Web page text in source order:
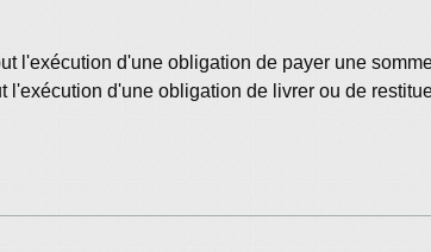
l'exécution d'une obligation de payer une
l'exécution d'une obligation de livrer ou de